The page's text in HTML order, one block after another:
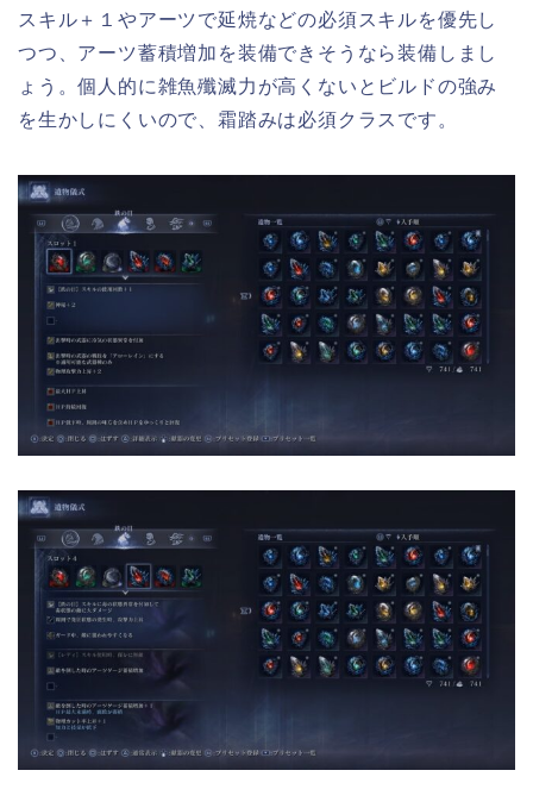
スキル＋１やアーツで延焼などの必須スキルを優先し
つつ、アーツ蓄積増加を装備できそうなら装備しまし
ょう。個人的に雑魚殲滅力が高くないとビルドの強み
を生かしにくいので、霜踏みは必須クラスです。